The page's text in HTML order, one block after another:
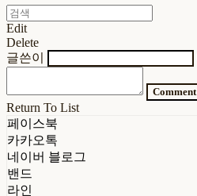
Edit
Delete
글쓴이
Comment
Return To List
페이스북
카카오톡
네이버 블로그
밴드
라인